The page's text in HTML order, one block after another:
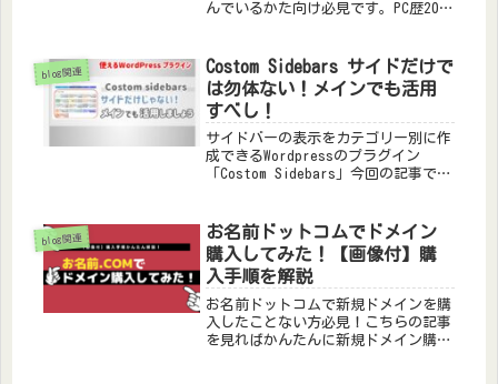
んでいるかた向け必見です。PC歴20年
す。メーカーはDELLで、モデルは
Inspiron(インスパイロン)の解説で
す。もし自分が買う場合を想定して解
説してますので安心して検討してみて
ください。
blog関連
Costom Sidebars サイドだけで
は勿体ない！メインでも活用
すべし！
サイドバーの表示をカテゴリー別に作
成できるWordpressのプラグイン
「Costom Sidebars」今回の記事では
サイドバーの貼り付け方を知っている
方はかんたんな作業かと思いますので
参考にしてみてください。
blog関連
お名前ドットコムでドメイン
購入してみた！【画像付】購
入手順を解説
お名前ドットコムで新規ドメインを購
入したことない方必見！こちらの記事
を見ればかんたんに新規ドメイン購入